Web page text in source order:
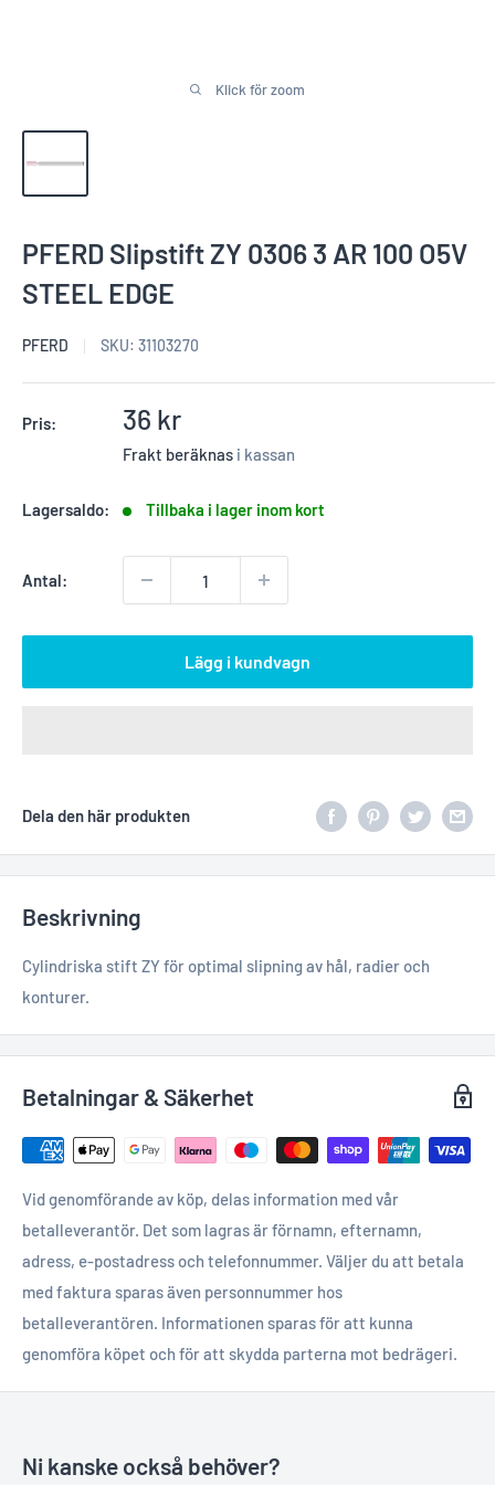
Klick för zoom
PFERD Slipstift ZY 0306 3 AR 100 O5V
STEEL EDGE
PFERD SKU: 31103270
Pris: Reapris
36 kr
Frakt beräknas i kassan
Lagersaldo: Tillbaka i lager inom kort
Antal:
Lägg i kundvagn
Dela den här produkten
Beskrivning
Cylindriska stift ZY för optimal slipning av hål, radier och
konturer.
Betalningar & Säkerhet
Vid genomförande av köp, delas information med vår
betalleverantör. Det som lagras är förnamn, efternamn,
adress, e-postadress och telefonnummer. Väljer du att betala
med faktura sparas även personnummer hos
betalleverantören. Informationen sparas för att kunna
genomföra köpet och för att skydda parterna mot bedrägeri.
Ni kanske också behöver?